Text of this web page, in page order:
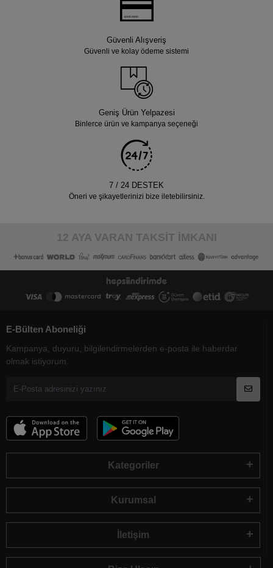
Güvenli Alışveriş
Güvenli ve kolay ödeme sistemi
Geniş Ürün Yelpazesi
Binlerce ürün ve kampanya seçeneği
7 / 24 DESTEK
Öneri ve şikayetlerinizi bize iletebilirsiniz.
12 AYA VARAN TAKSİT İMKANI
E-Bülten Aboneliği
Kampanya, duyuru, bilgilendirmelerden e-posta ile haberdar
olmak istiyorum.
Kategoriler
Kurumsal
İletişim